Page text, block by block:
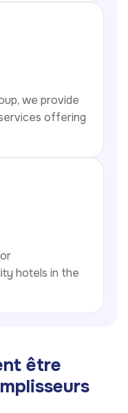
we provide
offering
hotels in the
être